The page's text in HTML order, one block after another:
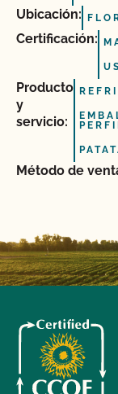
Ubicación:
Certificación:
Producto
y
servicio:
Método de